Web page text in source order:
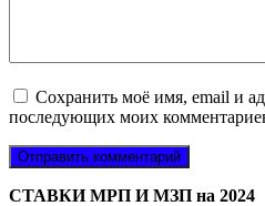
Сохранить моё имя, email и
последующих моих
СТАВКИ МРП И МЗП на 2024